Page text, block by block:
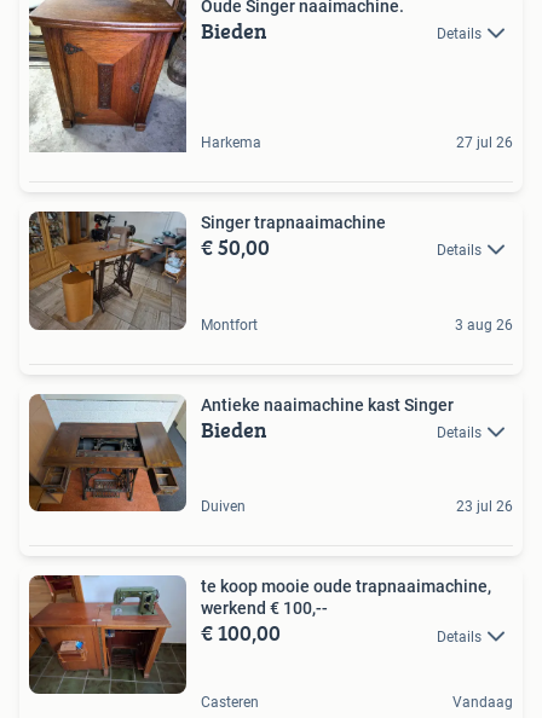
Oude Singer naaimachine.
Bieden Details
Harkema 27 jul 26
Singer trapnaaimachine
€ 50,00 Details
Montfort 3 aug 26
Antieke naaimachine kast Singer
Bieden Details
Duiven 23 jul 26
te koop mooie oude trapnaaimachine,
werkend € 100,--
€ 100,00 Details
Casteren Vandaag